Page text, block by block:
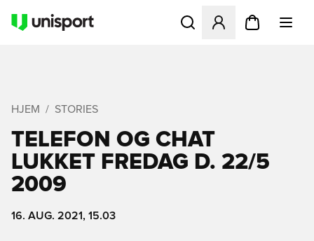
Åbner en Modal til at
HJEM STORIES
TELEFON OG CHAT
LUKKET FREDAG D. 22/5
2009
16. AUG. 2021, 15.03